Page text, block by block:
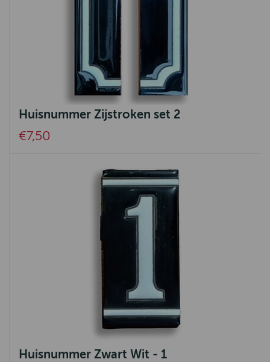
Huisnummer Zijstroken set 2
€7,50
Huisnummer Zwart Wit - 1